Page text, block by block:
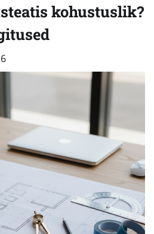
kohustuslik?